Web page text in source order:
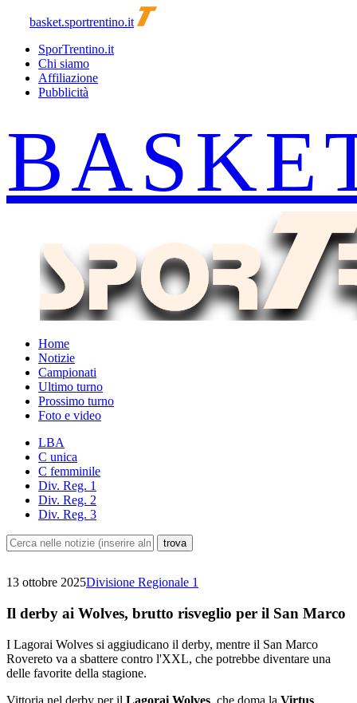
basket.sportrentino.it
SporTrentino.it
Chi siamo
Affiliazione
Pubblicità
Home
Notizie
Campionati
Ultimo turno
Prossimo turno
Foto e video
LBA
C unica
C femminile
Div. Reg. 1
Div. Reg. 2
Div. Reg. 3
13 ottobre 2025Divisione Regionale 1
Il derby ai Wolves, brutto risveglio per il San Marco
I Lagorai Wolves si aggiudicano il derby, mentre il San Marco
Rovereto va a sbattere contro l'XXL, che potrebbe diventare una
delle favorite della stagione.
Vittoria nel derby per il Lagorai Wolves, che doma la Virtus